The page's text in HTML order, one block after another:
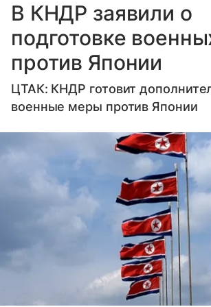
В КНДР заявили о
подготовке
против Японии
ЦТАК: КНДР готовит
военные меры против Японии